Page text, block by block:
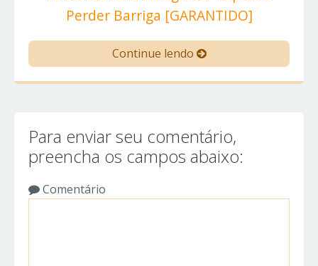
Perder Barriga [GARANTIDO]
Continue lendo
Para enviar seu comentário,
preencha os campos abaixo:
Comentário